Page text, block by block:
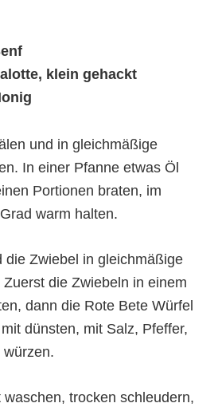
klein gehackt
und in gleichmäßige
In einer Pfanne etwas Öl
Portionen braten, im
warm halten.
die Zwiebel in gleichmäßige
die Zwiebeln in einem
dann die Rote Bete Würfel
dünsten, mit Salz, Pfeffer,
würzen.
trocken schleudern,